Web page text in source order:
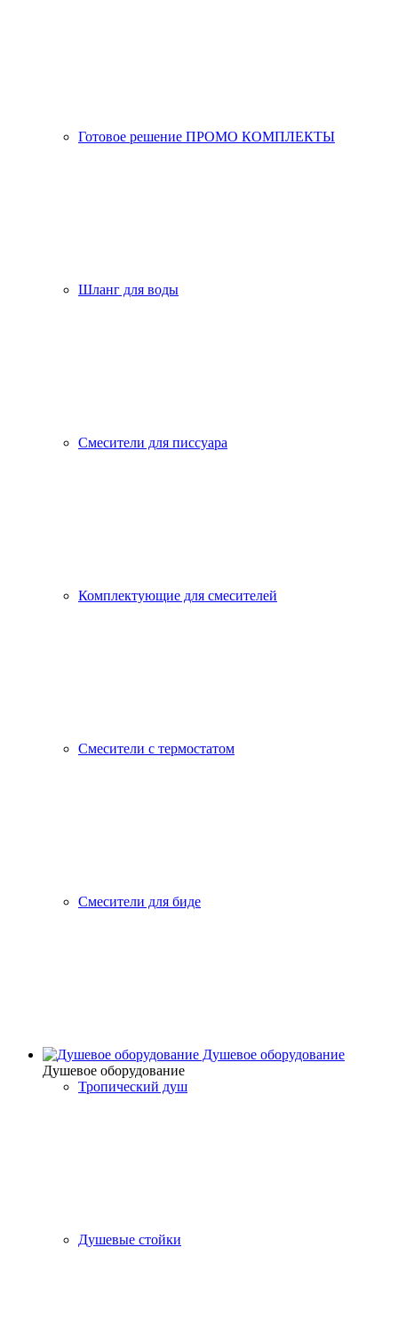
Готовое решение ПРОМО КОМПЛЕКТЫ
Шланг для воды
Смесители для писсуара
Комплектующие для смесителей
Смесители с термостатом
Смесители для биде
Душевое оборудование
Душевое оборудование
Тропический душ
Душевые стойки